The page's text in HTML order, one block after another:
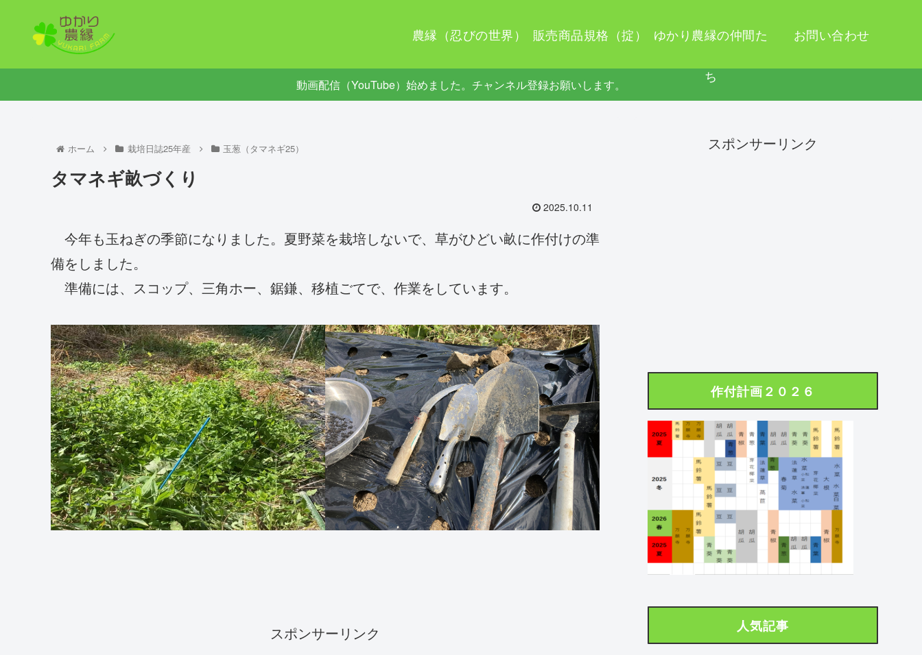
農縁（忍びの世界） 販売商品規格（掟） ゆかり農縁の仲間た
ち
お問い合わせ
動画配信（YouTube）始めました。チャンネル登録お願いします。
ホーム 栽培日誌25年産 玉葱（タマネギ25）
タマネギ畝づくり
2025.10.11
今年も玉ねぎの季節になりました。夏野菜を栽培しないで、草がひどい畝に作付けの準
備をしました。
準備には、スコップ、三角ホー、鋸鎌、移植ごてで、作業をしています。
スポンサーリンク
スポンサーリンク
作付計画２０２６
人気記事